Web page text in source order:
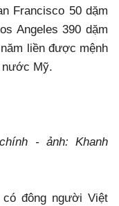
Francisco 50 dặm
Angeles 390 dặm
liền được mệnh
nước Mỹ.
- ảnh: Khanh
đông người Việt